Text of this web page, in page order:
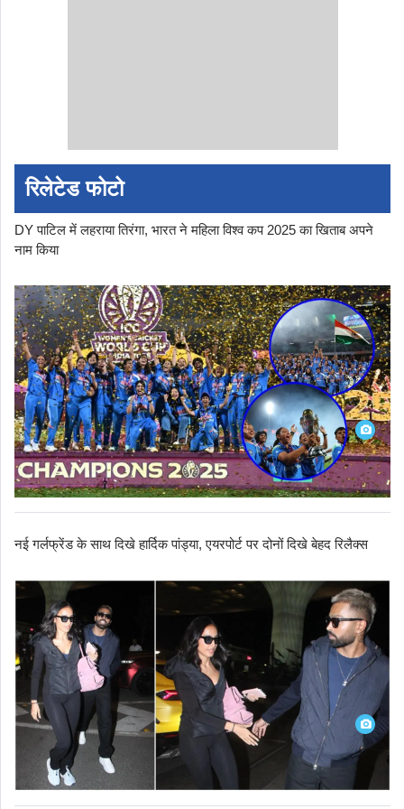
रिलेटेड फोटो
DY पाटिल में लहराया तिरंगा, भारत ने महिला विश्व कप 2025 का खिताब अपने
नाम किया
नई गर्लफ्रेंड के साथ दिखे हार्दिक पांड्या, एयरपोर्ट पर दोनों दिखे बेहद रिलैक्स